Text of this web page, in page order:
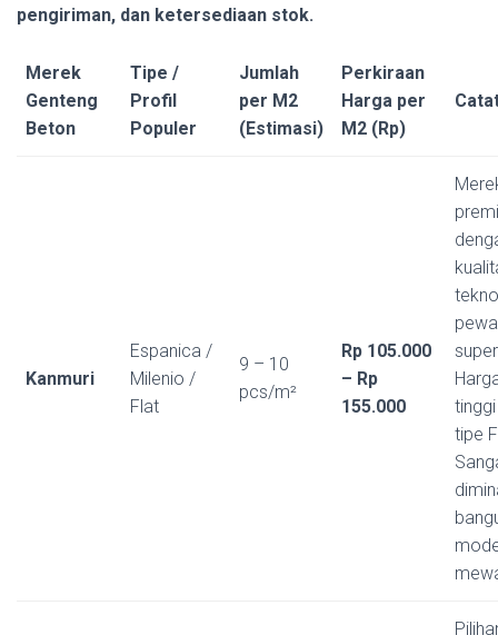
pengiriman, dan ketersediaan stok.
Merek
Genteng
Beton
Tipe /
Profil
Populer
Jumlah
per M2
(Estimasi)
Perkiraan
Harga per
M2 (Rp)
Kanmuri
Espanica /
Milenio /
Flat
9 – 10
pcs/m²
Rp 105.000
– Rp
155.000
tipe